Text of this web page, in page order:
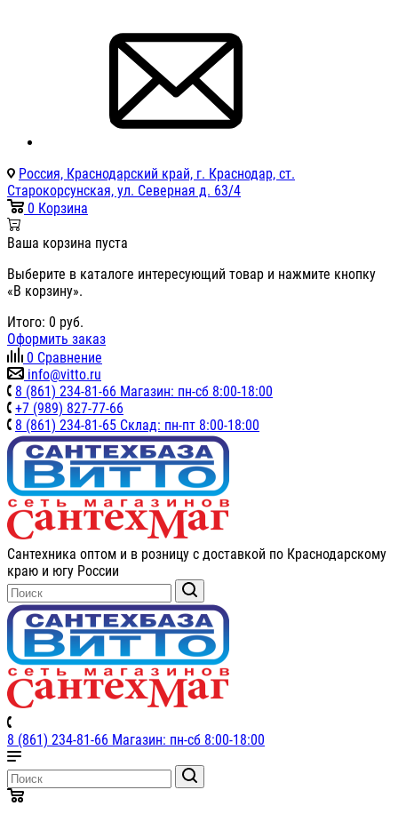
Россия, Краснодарский край, г. Краснодар, ст.
Старокорсунская, ул. Северная д. 63/4
0 Корзина
Ваша корзина пуста
Выберите в каталоге интересующий товар и нажмите кнопку
«В корзину».
Итого: 0 руб.
Оформить заказ
0 Сравнение
info@vitto.ru
8 (861) 234-81-66 Магазин: пн-сб 8:00-18:00
+7 (989) 827-77-66
8 (861) 234-81-65 Склад: пн-пт 8:00-18:00
Сантехника оптом и в розницу с доставкой по Краснодарскому
краю и югу России
8 (861) 234-81-66 Магазин: пн-сб 8:00-18:00